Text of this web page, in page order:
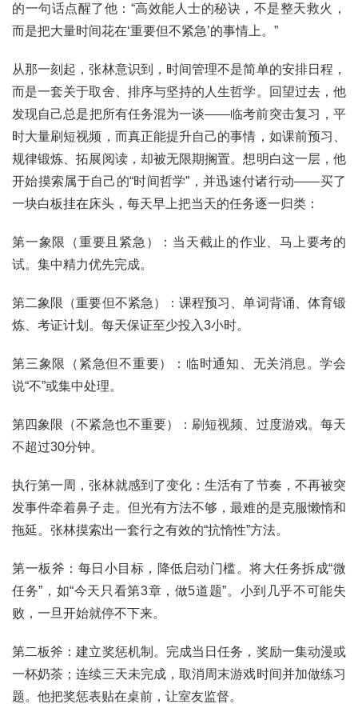
的一句话点醒了他：“高效能人士的秘诀，不是整天救火，
而是把大量时间花在‘重要但不紧急’的事情上。”
从那一刻起，张林意识到，时间管理不是简单的安排日程，
而是一套关于取舍、排序与坚持的人生哲学。回望过去，他
发现自己总是把所有任务混为一谈——临考前突击复习，平
时大量刷短视频，而真正能提升自己的事情，如课前预习、
规律锻炼、拓展阅读，却被无限期搁置。想明白这一层，他
开始摸索属于自己的“时间哲学”，并迅速付诸行动——买了
一块白板挂在床头，每天早上把当天的任务逐一归类：
第一象限（重要且紧急）：当天截止的作业、马上要考的
试。集中精力优先完成。
第二象限（重要但不紧急）：课程预习、单词背诵、体育锻
炼、考证计划。每天保证至少投入3小时。
第三象限（紧急但不重要）：临时通知、无关消息。学会
说“不”或集中处理。
第四象限（不紧急也不重要）：刷短视频、过度游戏。每天
不超过30分钟。
执行第一周，张林就感到了变化：生活有了节奏，不再被突
发事件牵着鼻子走。但光有方法不够，最难的是克服懒惰和
拖延。张林摸索出一套行之有效的“抗惰性”方法。
第一板斧：每日小目标，降低启动门槛。将大任务拆成“微
任务”，如“今天只看第3章，做5道题”。小到几乎不可能失
败，一旦开始就停不下来。
第二板斧：建立奖惩机制。完成当日任务，奖励一集动漫或
一杯奶茶；连续三天未完成，取消周末游戏时间并加做练习
题。他把奖惩表贴在桌前，让室友监督。